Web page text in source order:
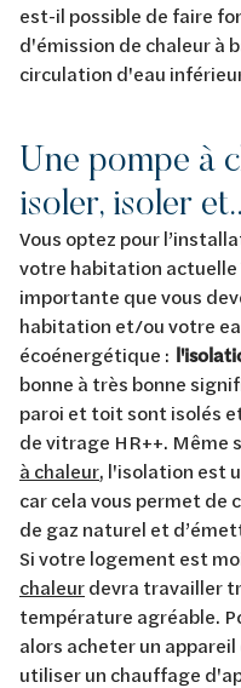
est-il possible de faire
d'émission de chaleur à
circulation d'eau
Une pompe à
isoler, isoler
Vous optez pour
votre habitation actuelle
importante que vous
habitation et/ou votre
écoénergétique :
bonne à très bonne
paroi et toit sont isolés
de vitrage HR++. Même
à chaleur, l'isolation est
car cela vous permet de
de gaz naturel et
Si votre logement est
chaleurdevra travailler
température agréable.
alors acheter un
utiliser un chauffage